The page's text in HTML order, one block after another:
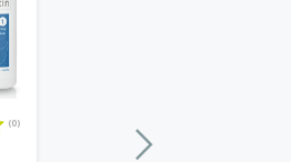
(0)